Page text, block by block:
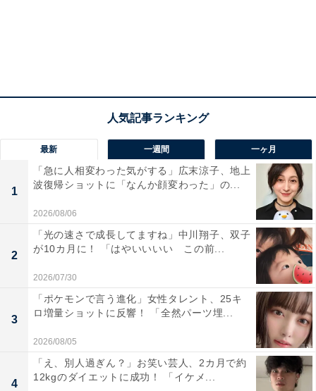
最新 一週間 一ヶ月
1
「急に人相変わった気がする」広末涼子、地上
波復帰ショットに「なんか顔変わった」の...
2026/08/06
2
「光の速さで成長してますね」中川翔子、双子
が10カ月に！ 「はやいいいい この前...
2026/07/30
3
「ポケモンで言う進化」女性タレント、25キ
ロ増量ショットに反響！ 「全然パーツ埋...
2026/08/05
4
「え、別人過ぎん？」お笑い芸人、2カ月で約
12kgのダイエットに成功！ 「イケメ...